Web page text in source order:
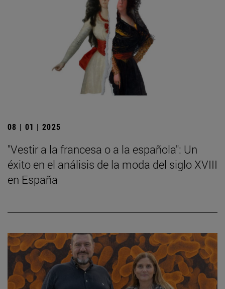
08 | 01 | 2025
"Vestir a la francesa o a la española": Un
éxito en el análisis de la moda del siglo XVIII
en España